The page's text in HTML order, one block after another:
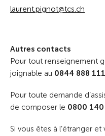
laurent.pignot@tcs.ch
Autres contacts
Pour tout renseignement
joignable au 0844 888 111
Pour toute demande
de composer le 0800
Si vous êtes à l’étranger